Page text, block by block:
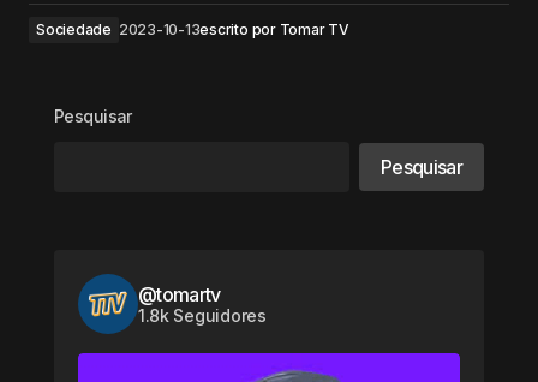
Sociedade 2023-10-13escrito por Tomar TV
Pesquisar
Pesquisar
@tomartv
1.8k Seguidores